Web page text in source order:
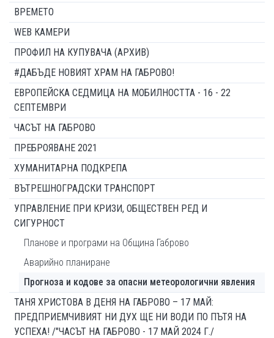
ВРЕМЕТО
WEB КАМЕРИ
ПРОФИЛ НА КУПУВАЧА (АРХИВ)
#ДАБЪДЕ НОВИЯТ ХРАМ НА ГАБРОВО!
ЕВРОПЕЙСКА СЕДМИЦА НА МОБИЛНОСТТА - 16 - 22
СЕПТЕМВРИ
ЧАСЪТ НА ГАБРОВО
ПРЕБРОЯВАНЕ 2021
ХУМАНИТАРНА ПОДКРЕПА
ВЪТРЕШНОГРАДСКИ ТРАНСПОРТ
УПРАВЛЕНИЕ ПРИ КРИЗИ, ОБЩЕСТВЕН РЕД И
СИГУРНОСТ
Планове и програми на Община Габрово
Аварийно планиране
Прогноза и кодове за опасни метеорологични явления
ТАНЯ ХРИСТОВА В ДЕНЯ НА ГАБРОВО – 17 МАЙ:
ПРЕДПРИЕМЧИВИЯТ НИ ДУХ ЩЕ НИ ВОДИ ПО ПЪТЯ НА
УСПЕХА! /"ЧАСЪТ НА ГАБРОВО - 17 МАЙ 2024 Г./